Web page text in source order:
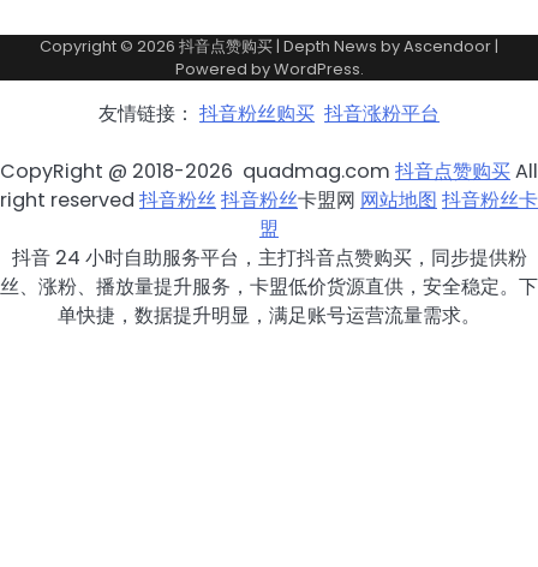
Copyright © 2026 抖音点赞购买| Depth News byAscendoor|
Powered byWordPress.
友情链接： 抖音粉丝购买 抖音涨粉平台
CopyRight @ 2018-2026 quadmag.com 抖音点赞购买All
right reserved 抖音粉丝抖音粉丝卡盟网 网站地图 抖音粉丝卡
盟
抖音 24 小时自助服务平台，主打抖音点赞购买，同步提供粉
丝、涨粉、播放量提升服务，卡盟低价货源直供，安全稳定。下
单快捷，数据提升明显，满足账号运营流量需求。